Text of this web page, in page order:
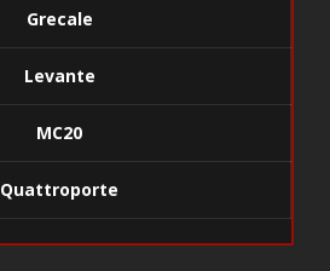
Grecale
Levante
MC20
Quattroporte